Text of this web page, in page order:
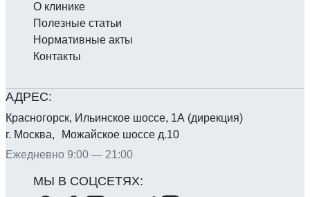
Красногорск, Ильинское шоссе, 1А (дирекция)
г. Москва, Можайское шоссе д.10
Ежедневно 9:00 — 21:00
О клинике
Полезные статьи
Нормативные акты
Контакты